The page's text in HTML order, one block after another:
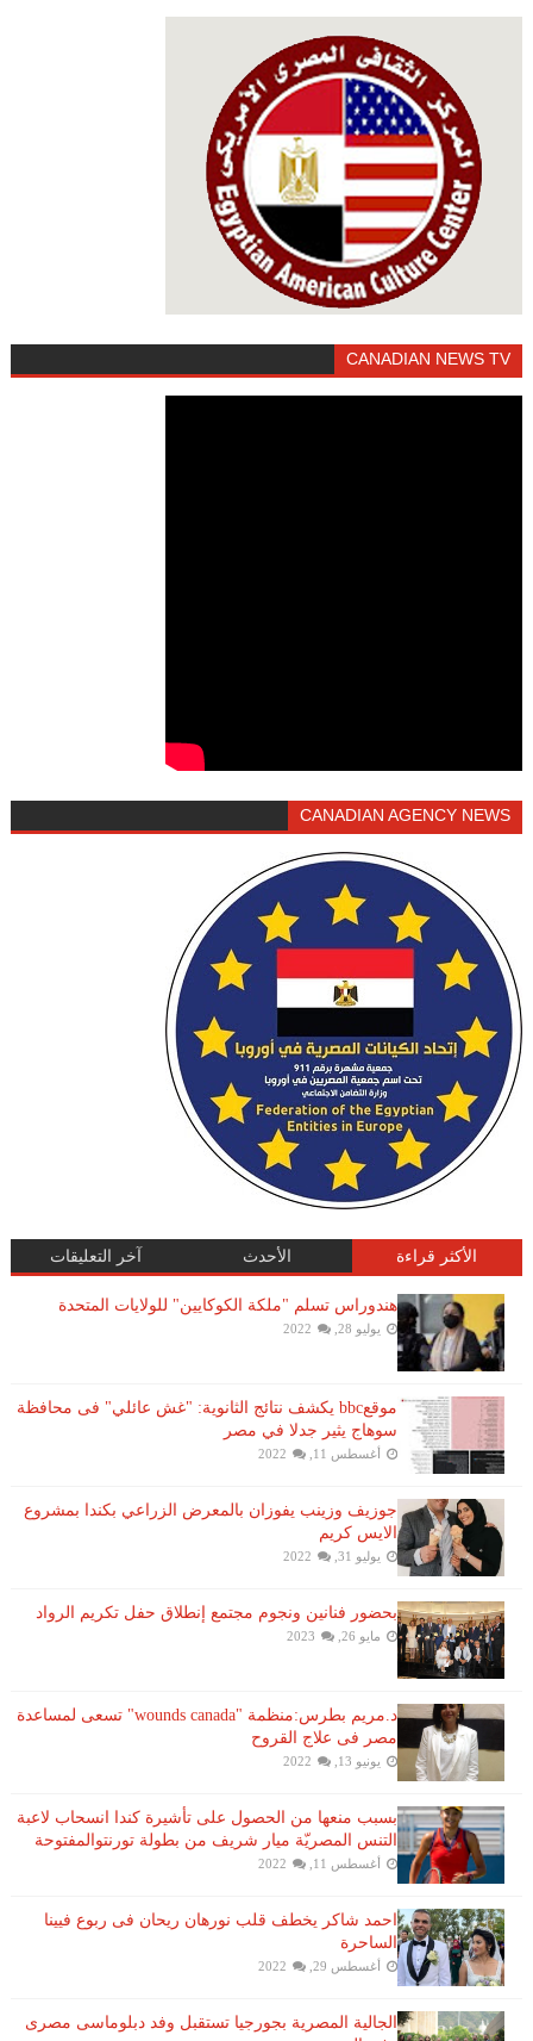
CANADIAN NEWS TV
CANADIAN AGENCY NEWS
الأكثر قراءة الأحدث آخر التعليقات
هندوراس تسلم "ملكة الكوكايين" للولايات المتحدة
يوليو 28, 2022
موقعbbc يكشف نتائج الثانوية: "غش عائلي" فى محافظة
سوهاج يثير جدلا في مصر
أغسطس 11, 2022
جوزيف وزينب يفوزان بالمعرض الزراعي بكندا بمشروع
الايس كريم
يوليو 31, 2022
بحضور فنانين ونجوم مجتمع إنطلاق حفل تكريم الرواد
مايو 26, 2023
د.مريم بطرس:منظمة "wounds canada" تسعى لمساعدة
مصر فى علاج القروح
يونيو 13, 2022
بسبب منعها من الحصول على تأشيرة كندا انسحاب لاعبة ​
التنس​ المصريّة ​ميار شريف​ من بطولة ​تورنتو​المفتوحة
أغسطس 11, 2022
احمد شاكر يخطف قلب نورهان ريحان فى ربوع فيينا
الساحرة
أغسطس 29, 2022
الجالية المصرية بجورجيا تستقبل وفد دبلوماسى مصرى